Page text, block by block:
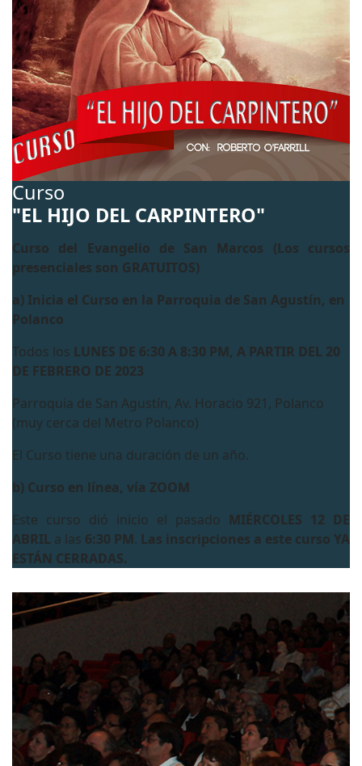
Curso
"EL HIJO DEL CARPINTERO"
Curso del Evangelio de San Marcos (Los cursos
presenciales son GRATUITOS)
a) Inicia el Curso en la Parroquia de San Agustín, en
Polanco
Todos los LUNES DE 6:30 A 8:30 PM, A PARTIR DEL 20
DE FEBRERO DE 2023
Parroquia de San Agustín, Av. Horacio 921, Polanco
(muy cerca del Metro Polanco)
El Curso tiene una duración de un año.
b) Curso en línea, vía ZOOM
Este curso dió inicio el pasado MIÉRCOLES 12 DE
ABRIL a las 6:30 PM. Las inscripciones a este curso YA
ESTÁN CERRADAS.